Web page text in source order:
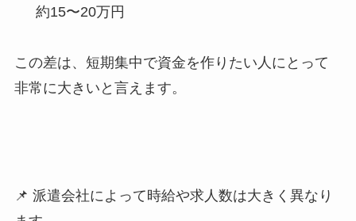
約15〜20万円
この差は、短期集中で資金を作りたい人にとって
非常に大きいと言えます。
📌 派遣会社によって時給や求人数は大きく異なり